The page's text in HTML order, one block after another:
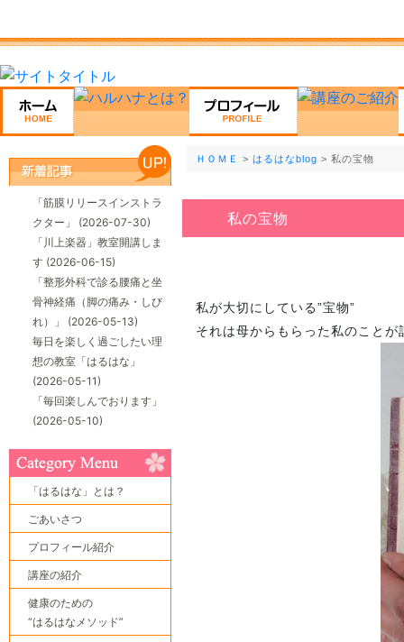
ＨＯＭＥ > はるはなblog > 私の宝物
私の宝物
私が大切にしている”宝物”
それは母からもらった私のこと
「筋膜リリースインストラ
クター」 (2026-07-30)
「川上楽器」教室開講しま
す (2026-06-15)
「整形外科で診る腰痛と坐
骨神経痛（脚の痛み・しび
れ）」 (2026-05-13)
毎日を楽しく過ごしたい理
想の教室「はるはな」
(2026-05-11)
「毎回楽しんでおります」
(2026-05-10)
「はるはな」とは？
ごあいさつ
プロフィール紹介
講座の紹介
健康のための
“はるはなメソッド”